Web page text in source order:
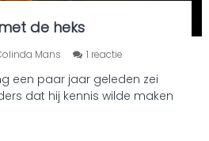
de heks
Mans 1 reactieo
D
e
een paar jaar geleden zei
dat hij kennis wilde maken